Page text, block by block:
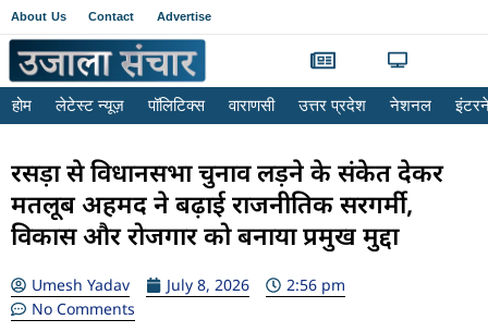
About Us Contact Advertise
होम लेटेस्ट न्यूज़ पॉलिटिक्स वाराणसी उत्तर प्रदेश नेशनल
रसड़ा से विधानसभा चुनाव लड़ने के संकेत देकर
मतलूब अहमद ने बढ़ाई राजनीतिक सरगर्मी,
विकास और रोजगार को बनाया प्रमुख मुद्दा
Umesh Yadav July 8, 2026
2:56 pm
No Comments